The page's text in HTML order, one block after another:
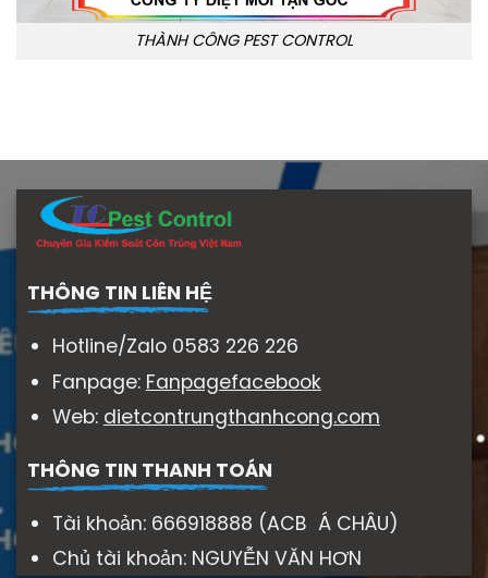
THÀNH CÔNG PEST CONTROL
THÔNG TIN LIÊN HỆ
Hotline/Zalo 0583 226 226
Fanpage: Fanpagefacebook
Web: dietcontrungthanhcong.com
THÔNG TIN THANH TOÁN
Tài khoản: 666918888 (ACB Á CHÂU)
Chủ tài khoản: NGUYỄN VĂN HƠN